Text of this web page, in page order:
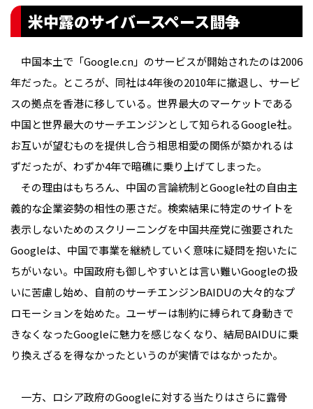
米中露のサイバースペース闘争
中国本土で「Google.cn」のサービスが開始されたのは2006
年だった。ところが、同社は4年後の2010年に撤退し、サービ
スの拠点を香港に移している。世界最大のマーケットである
中国と世界最大のサーチエンジンとして知られるGoogle社。
お互いが望むものを提供し合う相思相愛の関係が築かれるは
ずだったが、わずか4年で暗礁に乗り上げてしまった。
その理由はもちろん、中国の言論統制とGoogle社の自由主
義的な企業姿勢の相性の悪さだ。検索結果に特定のサイトを
表示しないためのスクリーニングを中国共産党に強要された
Googleは、中国で事業を継続していく意味に疑問を抱いたに
ちがいない。中国政府も御しやすいとは言い難いGoogleの扱
いに苦慮し始め、自前のサーチエンジンBAIDUの大々的なプ
ロモーションを始めた。ユーザーは制約に縛られて身動きで
きなくなったGoogleに魅力を感じなくなり、結局BAIDUに乗
り換えざるを得なかったというのが実情ではなかったか。
一方、ロシア政府のGoogleに対する当たりはさらに露骨